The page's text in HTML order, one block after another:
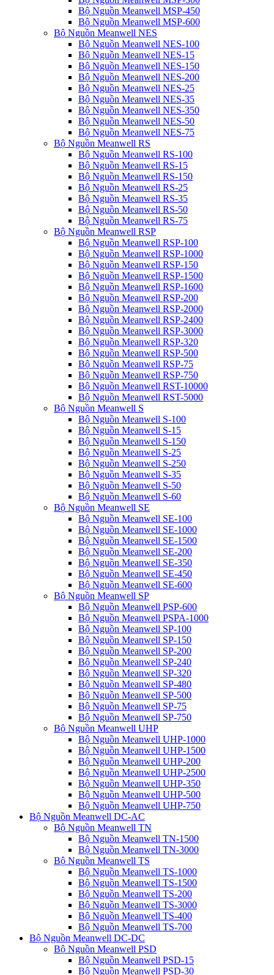
Bộ Nguồn Meanwell MSP-450
Bộ Nguồn Meanwell MSP-600
Bộ Nguồn Meanwell NES
Bộ Nguồn Meanwell NES-100
Bộ Nguồn Meanwell NES-15
Bộ Nguồn Meanwell NES-150
Bộ Nguồn Meanwell NES-200
Bộ Nguồn Meanwell NES-25
Bộ Nguồn Meanwell NES-35
Bộ Nguồn Meanwell NES-350
Bộ Nguồn Meanwell NES-50
Bộ Nguồn Meanwell NES-75
Bộ Nguồn Meanwell RS
Bộ Nguồn Meanwell RS-100
Bộ Nguồn Meanwell RS-15
Bộ Nguồn Meanwell RS-150
Bộ Nguồn Meanwell RS-25
Bộ Nguồn Meanwell RS-35
Bộ Nguồn Meanwell RS-50
Bộ Nguồn Meanwell RS-75
Bộ Nguồn Meanwell RSP
Bộ Nguồn Meanwell RSP-100
Bộ Nguồn Meanwell RSP-1000
Bộ Nguồn Meanwell RSP-150
Bộ Nguồn Meanwell RSP-1500
Bộ Nguồn Meanwell RSP-1600
Bộ Nguồn Meanwell RSP-200
Bộ Nguồn Meanwell RSP-2000
Bộ Nguồn Meanwell RSP-2400
Bộ Nguồn Meanwell RSP-3000
Bộ Nguồn Meanwell RSP-320
Bộ Nguồn Meanwell RSP-500
Bộ Nguồn Meanwell RSP-75
Bộ Nguồn Meanwell RSP-750
Bộ Nguồn Meanwell RST-10000
Bộ Nguồn Meanwell RST-5000
Bộ Nguồn Meanwell S
Bộ Nguồn Meanwell S-100
Bộ Nguồn Meanwell S-15
Bộ Nguồn Meanwell S-150
Bộ Nguồn Meanwell S-25
Bộ Nguồn Meanwell S-250
Bộ Nguồn Meanwell S-35
Bộ Nguồn Meanwell S-50
Bộ Nguồn Meanwell S-60
Bộ Nguồn Meanwell SE
Bộ Nguồn Meanwell SE-100
Bộ Nguồn Meanwell SE-1000
Bộ Nguồn Meanwell SE-1500
Bộ Nguồn Meanwell SE-200
Bộ Nguồn Meanwell SE-350
Bộ Nguồn Meanwell SE-450
Bộ Nguồn Meanwell SE-600
Bộ Nguồn Meanwell SP
Bộ Nguồn Meanwell PSP-600
Bộ Nguồn Meanwell PSPA-1000
Bộ Nguồn Meanwell SP-100
Bộ Nguồn Meanwell SP-150
Bộ Nguồn Meanwell SP-200
Bộ Nguồn Meanwell SP-240
Bộ Nguồn Meanwell SP-320
Bộ Nguồn Meanwell SP-480
Bộ Nguồn Meanwell SP-500
Bộ Nguồn Meanwell SP-75
Bộ Nguồn Meanwell SP-750
Bộ Nguồn Meanwell UHP
Bộ Nguồn Meanwell UHP-1000
Bộ Nguồn Meanwell UHP-1500
Bộ Nguồn Meanwell UHP-200
Bộ Nguồn Meanwell UHP-2500
Bộ Nguồn Meanwell UHP-350
Bộ Nguồn Meanwell UHP-500
Bộ Nguồn Meanwell UHP-750
Bộ Nguồn Meanwell DC-AC
Bộ Nguồn Meanwell TN
Bộ Nguồn Meanwell TN-1500
Bộ Nguồn Meanwell TN-3000
Bộ Nguồn Meanwell TS
Bộ Nguồn Meanwell TS-1000
Bộ Nguồn Meanwell TS-1500
Bộ Nguồn Meanwell TS-200
Bộ Nguồn Meanwell TS-3000
Bộ Nguồn Meanwell TS-400
Bộ Nguồn Meanwell TS-700
Bộ Nguồn Meanwell DC-DC
Bộ Nguồn Meanwell PSD
Bộ Nguồn Meanwell PSD-15
Bộ Nguồn Meanwell PSD-30